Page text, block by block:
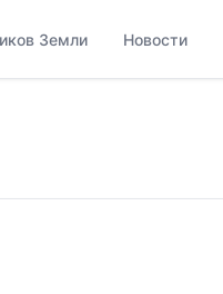
Земли Новости